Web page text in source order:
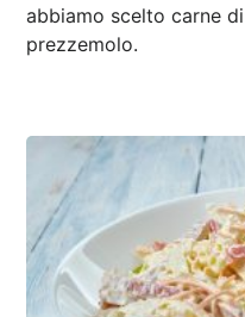
abbiamo scelto carne
prezzemolo.